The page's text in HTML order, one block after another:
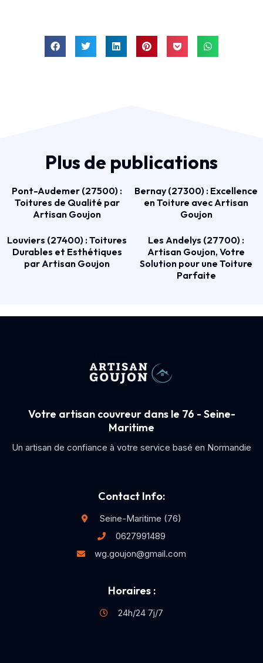
Plus de publications
Pont-Audemer (27500) :
Toitures de Qualité par
Artisan Goujon
Bernay (27300) : Excellence
en Toiture avec Artisan
Goujon
Louviers (27400) : Toitures
Durables et Esthétiques
par Artisan Goujon
Les Andelys (27700) :
Artisan Goujon, Votre
Solution pour une Toiture
Parfaite
Votre artisan couvreur dans le 76 - Seine-
Maritime
Un artisan de confiance à votre service basé en Normandie
Contact Info:
Seine-Maritime (76)
0627991489
wg.goujon@gmail.com
Horaires :
24h/24 7j/7